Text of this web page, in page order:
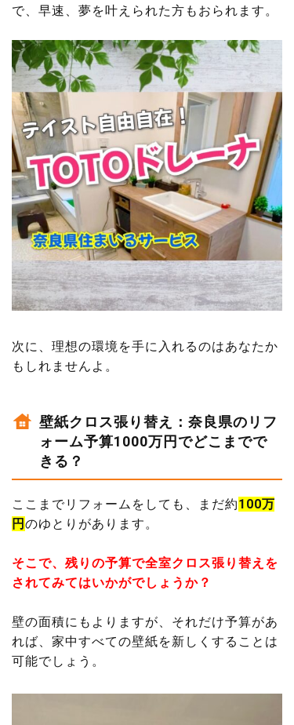
で、早速、夢を叶えられた方もおられます。
次に、理想の環境を手に入れるのはあなたか
もしれませんよ。
壁紙クロス張り替え：奈良県のリフ
ォーム予算1000万円でどこまでで
きる？
ここまでリフォームをしても、まだ約100万
円 のゆとりがあります。
そこで、残りの予算で全室クロス張り替えを
されてみてはいかがでしょうか？
壁の面積にもよりますが、それだけ予算があ
れば、家中すべての壁紙を新しくすることは
可能でしょう。